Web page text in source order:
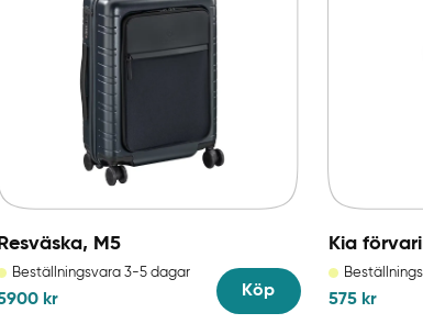
Resväska, M5
Beställningsvara 3-5 dagar
kr
Köp
Kia
575 kr